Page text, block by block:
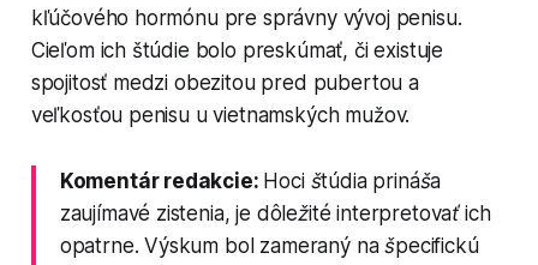
kľúčového hormónu pre správny vývoj penisu.
Cieľom ich štúdie bolo preskúmať, či existuje
spojitosť medzi obezitou pred pubertou a
veľkosťou penisu u vietnamských mužov.
Komentár redakcie: Hoci štúdia prináša
zaujímavé zistenia, je dôležité interpretovať ich
opatrne. Výskum bol zameraný na špecifickú